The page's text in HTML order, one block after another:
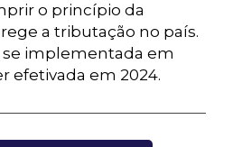
o princípio da
a tributação no país.
se implementada em
efetivada em 2024.